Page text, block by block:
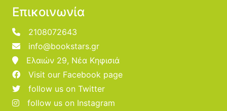
Επικοινωνία
2108072643
info@bookstars.gr
Ελαιών 29, Νέα Κηφισιά
Visit our Facebook page
follow us on Twitter
follow us on Instagram